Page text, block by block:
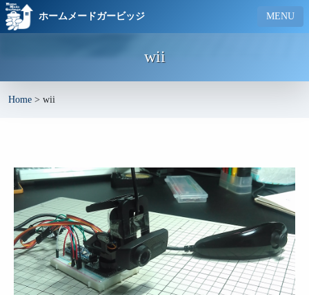
ホームメードガービッジ MENU
wii
Home > wii